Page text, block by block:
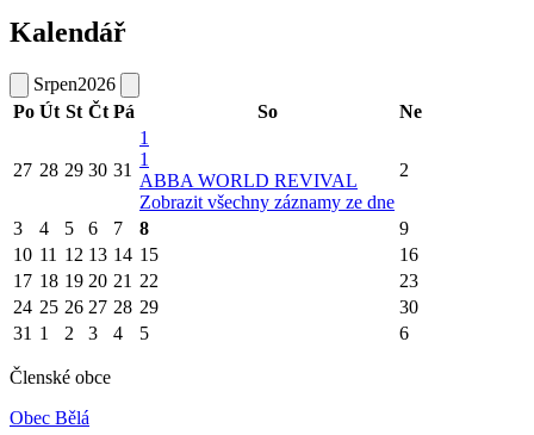
Kalendář
Srpen2026
Po Út St Čt Pá So Ne
27 28 29 30 31
1
1
ABBA WORLD REVIVAL
Zobrazit všechny záznamy ze dne
2
3 4 5 6 7 8
9
10 11 12 13 14 15
16
17 18 19 20 21 22
23
24 25 26 27 28 29
30
31 1 2 3 4 5 6
Členské obce
Obec Bělá